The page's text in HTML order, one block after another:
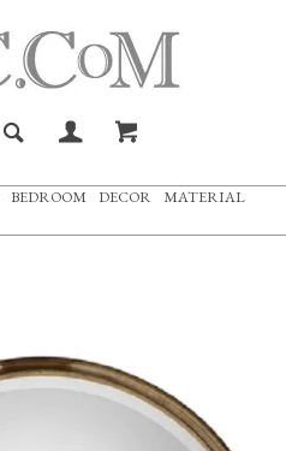
BEDROOM DECOR
MATERIAL